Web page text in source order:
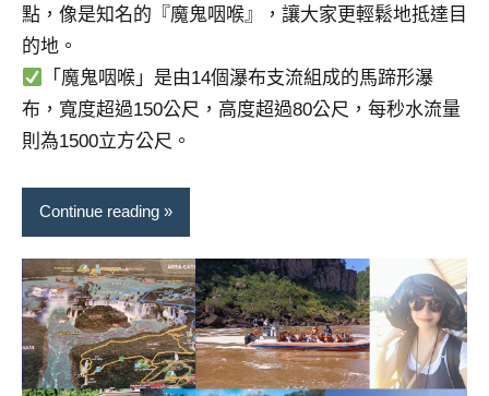
座、
部
落
及
旅
欄、
觀
光
局
合
點，像是知名的『魔鬼咽喉』，讓大家更輕鬆地抵達目
的地。
「魔鬼咽喉」是由14個瀑布支流組成的馬蹄形瀑
布，寬度超過150公尺，高度超過80公尺，每秒水流量
則為1500立方公尺。
Continue reading